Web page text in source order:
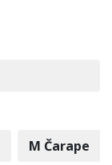
M Čarape